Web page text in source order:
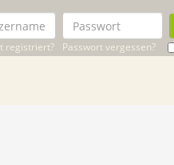
registriert? Passwort vergessen?